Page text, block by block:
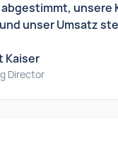
unsere
unser Umsatz
Kaiser
Director